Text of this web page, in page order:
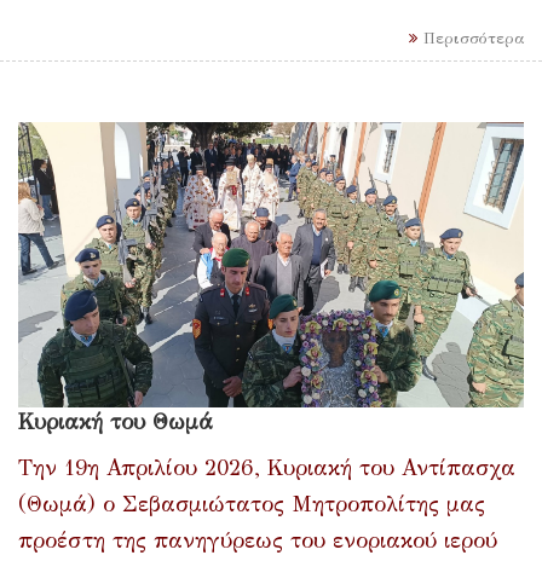
Περισσότερα
Κυριακή του Θωμά
Την 19η Απριλίου 2026, Κυριακή του Αντίπασχα
(Θωμά) ο Σεβασμιώτατος Μητροπολίτης μας
προέστη της πανηγύρεως του ενοριακού ιερού